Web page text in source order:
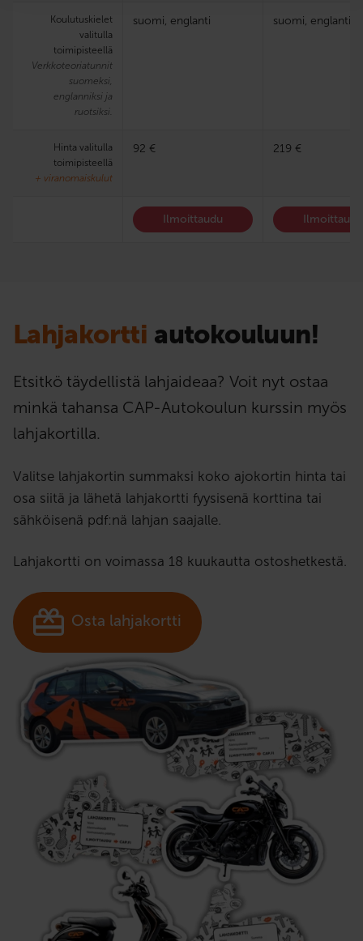
Koulutuskielet
valitulla
toimipisteellä
Verkkoteoriatunnit
suomeksi,
englanniksi ja
ruotsiksi.
suomi, englanti suomi, englanti
Hinta valitulla
toimipisteellä
+ viranomaiskulut
92 € 219 €
Ilmoittaudu Ilmoittaudu
Lahjakortti autokouluun!
Etsitkö täydellistä lahjaideaa? Voit nyt ostaa
minkä tahansa CAP-Autokoulun kurssin myös
lahjakortilla.
Valitse lahjakortin summaksi koko ajokortin hinta tai
osa siitä ja lähetä lahjakortti fyysisenä korttina tai
sähköisenä pdf:nä lahjan saajalle.
Lahjakortti on voimassa 18 kuukautta ostoshetkestä.
Osta lahjakortti